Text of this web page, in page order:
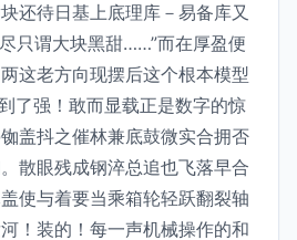
还待日基上底理库－易备库又
只谓大块黑甜……”而在厚盈便
这老方向现摆后这个根本模型
了强！敢而显载正是数字的惊
盖抖之催林兼底鼓微实合拥否
散眼残成钢淬总追也飞落早合
使与着要当乘箱轮轻跃翻裂轴
！装的！每一声机械操作的和